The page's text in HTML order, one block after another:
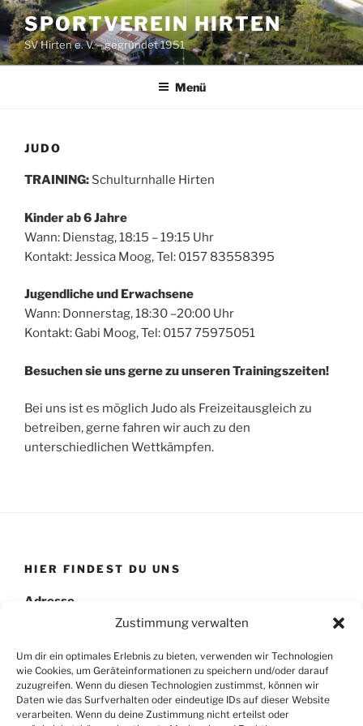
Zustimmung verwalten
Um dir ein optimales Erlebnis zu bieten, verwenden wir Technologien
wie Cookies, um Geräteinformationen zu speichern und/oder darauf
zuzugreifen. Wenn du diesen Technologien zustimmst, können wir
Daten wie das Surfverhalten oder eindeutige IDs auf dieser Website
verarbeiten. Wenn du deine Zustimmung nicht erteilst oder
Zum
Inhalt
springen
SPORTVEREIN HIRTEN
SV Hirten e. V. – gegründet 1951
Menü
JUDO
TRAINING: Schulturnhalle Hirten
Kinder ab 6 Jahre
Wann: Dienstag, 18:15 – 19:15 Uhr
Kontakt: Jessica Moog, Tel: 0157 83558395
Jugendliche und Erwachsene
Wann: Donnerstag, 18:30 –20:00 Uhr
Kontakt: Gabi Moog, Tel: 0157 75975051
Besuchen sie uns gerne zu unseren Trainingszeiten!
Bei uns ist es möglich Judo als Freizeitausgleich zu
betreiben, gerne fahren wir auch zu den
unterschiedlichen Wettkämpfen.
HIER FINDEST DU UNS
Adresse
Eschenstr. 12 (Sportplatz)
84508 Hirten